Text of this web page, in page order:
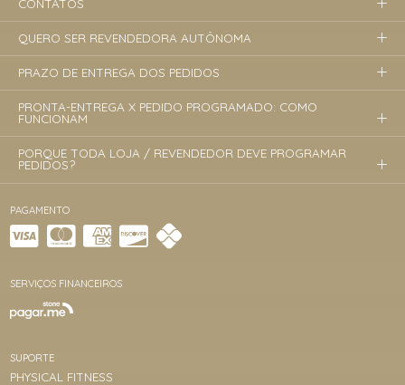
PAGAMENTO
SERVIÇOS FINANCEIROS
SUPORTE
PHYSICAL FITNESS
CONTATOS
QUERO SER REVENDEDORA AUTÔNOMA
PRAZO DE ENTREGA DOS PEDIDOS
PRONTA-ENTREGA X PEDIDO PROGRAMADO: COMO
FUNCIONAM
PORQUE TODA LOJA / REVENDEDOR DEVE PROGRAMAR
PEDIDOS?